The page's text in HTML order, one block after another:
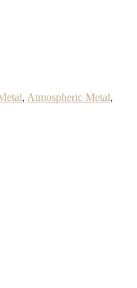
, Atmospheric Metal,